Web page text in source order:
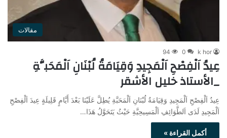
مقالات
k hor
0
94
عِيدُ اَلْفِصْحِ اَلْمَجِيدِ وَقِيَامَةُ لُبْنَانِ اَلْمَحَبَّةِ
_الأستاذ خليل الأشقر
عِيدُ اَلْفِصْحِ اَلْمَجِيدِ وَقِيَامَةُ لُبْنَانِ اَلْمَحَبَّةِ يُطِلَّ عَلَيْنَا بَعْدَ أَيَّامٍ قَلِيلَةٍ عِيدَ اَلْفِصْحِ
اَلْمَجِيدِ لَدَى اَلطَّوَائِفِ اَلْمَسِيحِيَّةِ حَيْثُ يَتَحَوَّلُ هَذَا…
أكمل القراءة »